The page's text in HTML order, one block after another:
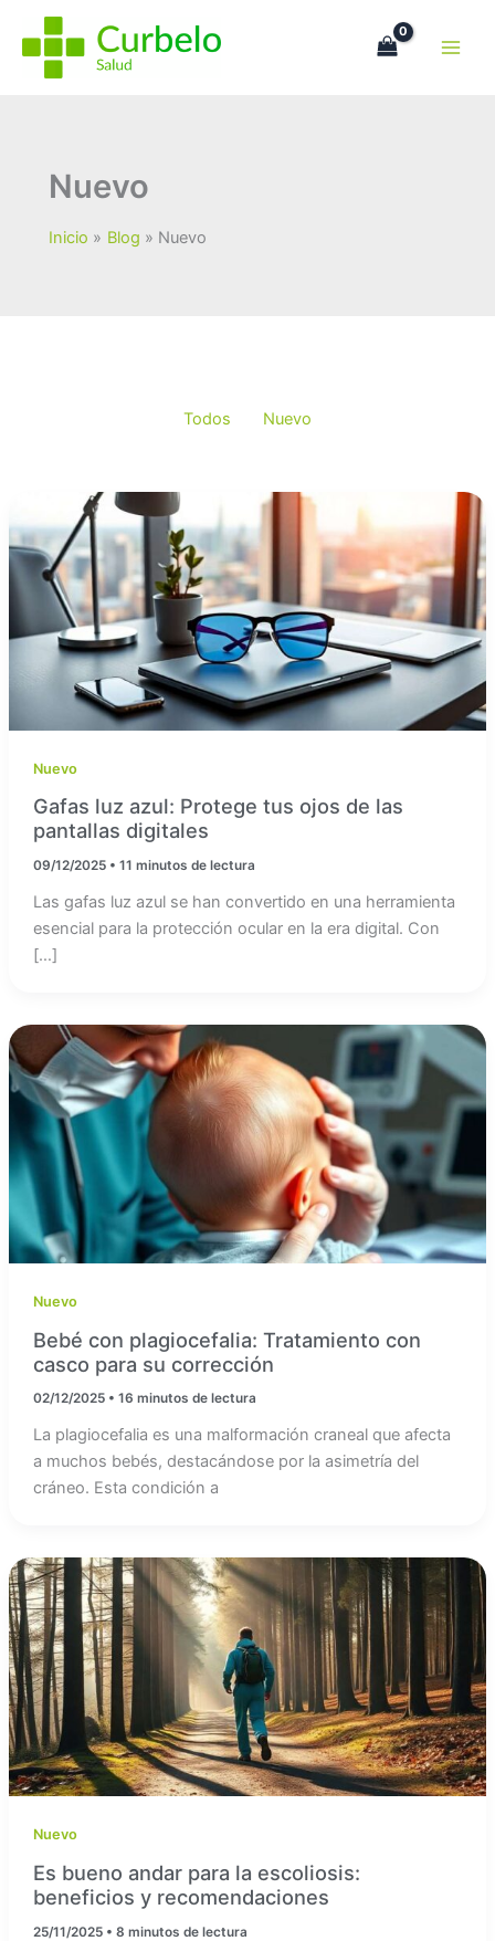
contenido
Nuevo
Inicio Blog Nuevo
posts
Todos Nuevo
Nuevo
Gafas luz azul: Protege tus ojos de las
pantallas digitales
09/12/2025 • 11 minutos de lectura
Las gafas luz azul se han convertido en una herramienta
esencial para la protección ocular en la era digital. Con
[…]
Nuevo
Bebé con plagiocefalia: Tratamiento con
casco para su corrección
02/12/2025 • 16 minutos de lectura
La plagiocefalia es una malformación craneal que afecta
a muchos bebés, destacándose por la asimetría del
cráneo. Esta condición a
Nuevo
Es bueno andar para la escoliosis:
beneficios y recomendaciones
25/11/2025 • 8 minutos de lectura